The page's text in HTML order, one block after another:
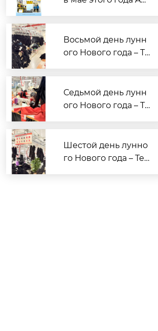
тивной и повседне
вной одежды.
ежда для активного
отдыха по индивиду
Восьмой день лунн
ого Нового года – Те
син ГарMENTS
Седьмой день лунн
ого Нового года – Те
син ГарMENTS
Шестой день лунно
го Нового года – Тек